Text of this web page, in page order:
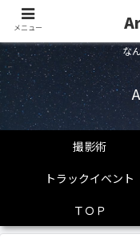
な
撮影術
トラックイベント
ＴＯＰ
メニュー